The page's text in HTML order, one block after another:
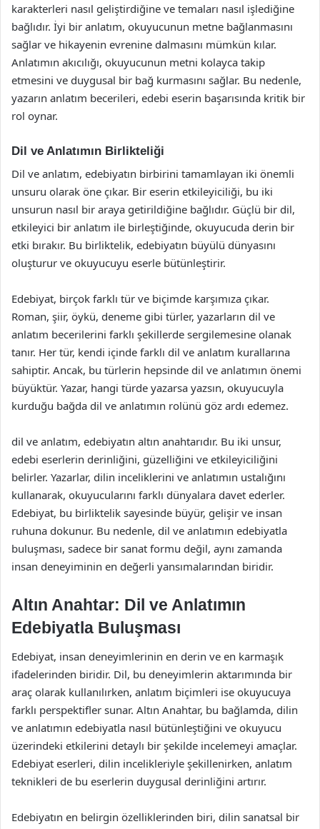
karakterleri nasıl geliştirdiğine ve temaları nasıl işlediğine
bağlıdır. İyi bir anlatım, okuyucunun metne bağlanmasını
sağlar ve hikayenin evrenine dalmasını mümkün kılar.
Anlatımın akıcılığı, okuyucunun metni kolayca takip
etmesini ve duygusal bir bağ kurmasını sağlar. Bu nedenle,
yazarın anlatım becerileri, edebi eserin başarısında kritik bir
rol oynar.
Dil ve Anlatımın Birlikteliği
Dil ve anlatım, edebiyatın birbirini tamamlayan iki önemli
unsuru olarak öne çıkar. Bir eserin etkileyiciliği, bu iki
unsurun nasıl bir araya getirildiğine bağlıdır. Güçlü bir dil,
etkileyici bir anlatım ile birleştiğinde, okuyucuda derin bir
etki bırakır. Bu birliktelik, edebiyatın büyülü dünyasını
oluşturur ve okuyucuyu eserle bütünleştirir.
Edebiyat, birçok farklı tür ve biçimde karşımıza çıkar.
Roman, şiir, öykü, deneme gibi türler, yazarların dil ve
anlatım becerilerini farklı şekillerde sergilemesine olanak
tanır. Her tür, kendi içinde farklı dil ve anlatım kurallarına
sahiptir. Ancak, bu türlerin hepsinde dil ve anlatımın önemi
büyüktür. Yazar, hangi türde yazarsa yazsın, okuyucuyla
kurduğu bağda dil ve anlatımın rolünü göz ardı edemez.
dil ve anlatım, edebiyatın altın anahtarıdır. Bu iki unsur,
edebi eserlerin derinliğini, güzelliğini ve etkileyiciliğini
belirler. Yazarlar, dilin inceliklerini ve anlatımın ustalığını
kullanarak, okuyucularını farklı dünyalara davet ederler.
Edebiyat, bu birliktelik sayesinde büyür, gelişir ve insan
ruhuna dokunur. Bu nedenle, dil ve anlatımın edebiyatla
buluşması, sadece bir sanat formu değil, aynı zamanda
insan deneyiminin en değerli yansımalarından biridir.
Altın Anahtar: Dil ve Anlatımın
Edebiyatla Buluşması
Edebiyat, insan deneyimlerinin en derin ve en karmaşık
ifadelerinden biridir. Dil, bu deneyimlerin aktarımında bir
araç olarak kullanılırken, anlatım biçimleri ise okuyucuya
farklı perspektifler sunar. Altın Anahtar, bu bağlamda, dilin
ve anlatımın edebiyatla nasıl bütünleştiğini ve okuyucu
üzerindeki etkilerini detaylı bir şekilde incelemeyi amaçlar.
Edebiyat eserleri, dilin incelikleriyle şekillenirken, anlatım
teknikleri de bu eserlerin duygusal derinliğini artırır.
Edebiyatın en belirgin özelliklerinden biri, dilin sanatsal bir